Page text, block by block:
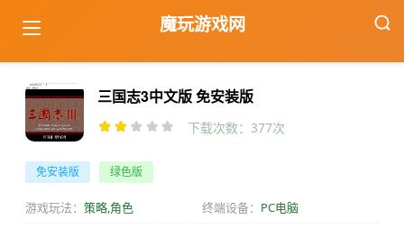
魔玩游戏网
下载次数： 377次
三国志3中文版 免安装版
免安装版 绿色版
游戏玩法： 策略,角色 终端设备： PC电脑